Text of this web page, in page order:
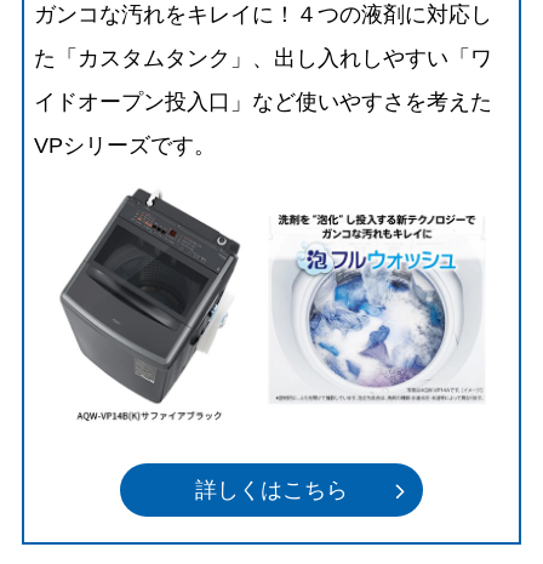
ガンコな汚れをキレイに！４つの液剤に対応し
た「カスタムタンク」、出し入れしやすい「ワ
イドオープン投入口」など使いやすさを考えた
VPシリーズです。
詳しくはこちら